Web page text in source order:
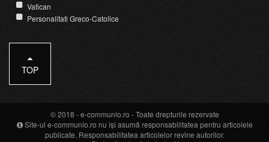
Vatican
Personalitati Greco-Catolice
TOP
© 2018 -e-communio.ro - Toate drepturile rezervate
Site-ul e-communio.ro nu își asumă responsabilitatea pentru articolele
publicate. Responsabilitatea articolelor revine autorilor.